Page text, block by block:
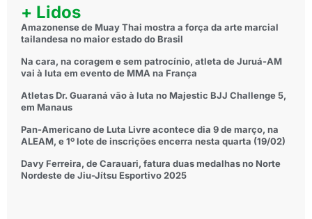
+ Lidos
Amazonense de Muay Thai mostra a força da arte marcial
tailandesa no maior estado do Brasil
Na cara, na coragem e sem patrocínio, atleta de Juruá-AM
vai à luta em evento de MMA na França
Atletas Dr. Guaraná vão à luta no Majestic BJJ Challenge 5,
em Manaus
Pan-Americano de Luta Livre acontece dia 9 de março, na
ALEAM, e 1º lote de inscrições encerra nesta quarta (19/02)
Davy Ferreira, de Carauari, fatura duas medalhas no Norte
Nordeste de Jiu-Jítsu Esportivo 2025